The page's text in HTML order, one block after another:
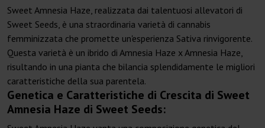
Sweet Amnesia Haze, realizzata dai talentuosi allevatori di
Sweet Seeds, è una straordinaria varietà di cannabis
femminizzata che promette un'esperienza Sativa rinvigorente.
Questa varietà è un ibrido di Amnesia Haze x Amnesia Haze,
risultando in una pianta che bilancia splendidamente le migliori
caratteristiche della sua parentela.
Genetica e Caratteristiche di Crescita di Sweet
Amnesia Haze di Sweet Seeds: